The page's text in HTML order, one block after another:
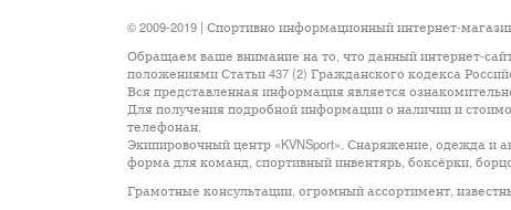
© 2009-2019 | Спортивно информационный интернет-
Обращаем ваше внимание на то, что данный интернет-
положениями Статьи 437 (2) Гражданского кодекса
Вся представленная информация является
Для получения подробной информации о наличии и
телефонан.
Экипировочный центр «KVNSport». Снаряжение, одежда и
форма для команд, спортивный инвентярь, боксёрки,
Грамотные консультации, огромный ассортимент,